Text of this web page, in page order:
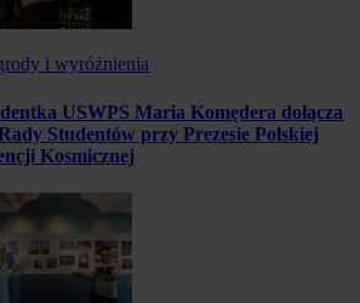
i wyróżnienia
USWPS Maria Komędera dołącza
Studentów przy Prezesie Polskiej
Kosmicznej